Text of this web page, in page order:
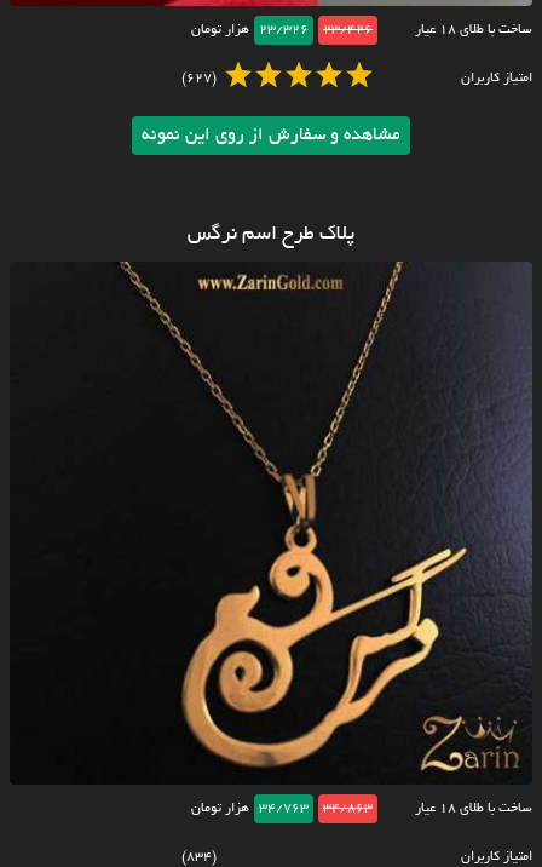
ساخت با طلای ۱۸ عیار 23/426
23/326 هزار تومان
امتیاز کاربران (627)
مشاهده و سفارش از روی این نمونه
پلاک طرح اسم نرگس
ساخت با طلای ۱۸ عیار 34/863
34/763 هزار تومان
امتیاز کاربران (834)